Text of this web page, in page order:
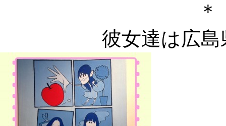
彼女達は広